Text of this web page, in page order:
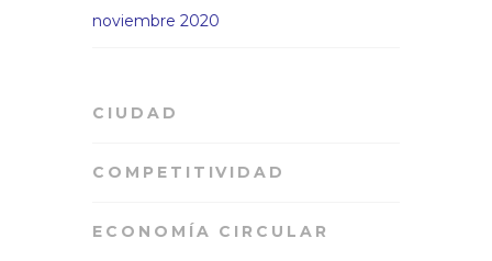
noviembre 2020
CIUDAD
COMPETITIVIDAD
ECONOMÍA CIRCULAR